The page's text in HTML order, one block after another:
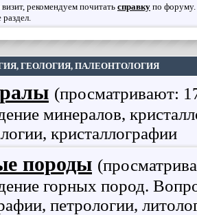
рекомендуем почитать справку по
ГЕОЛОГИЯ, ПАЛЕОНТОЛОГИЯ
(просматривают:
минералов,
кристаллографии
породы
горных пород.
петрологии,